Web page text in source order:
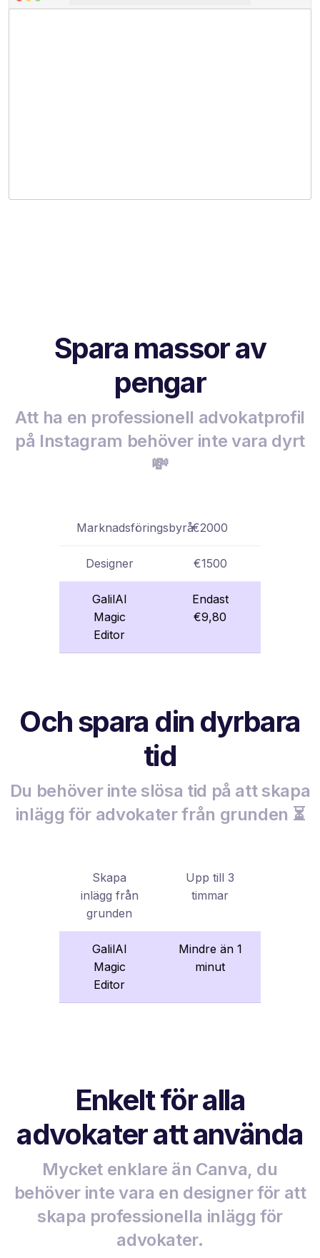
Spara massor av
pengar
Att ha en professionell advokatprofil
på Instagram behöver inte vara dyrt
💸
Marknadsföringsbyrå€2000
Designer €1500
GalilAI
Magic
Editor
Endast
€9,80
Och spara din dyrbara
tid
Du behöver inte slösa tid på att skapa
inlägg för advokater från grunden ⏳
Skapa
inlägg från
grunden
Upp till 3
timmar
GalilAI
Magic
Editor
Mindre än 1
minut
Enkelt för alla
advokater att använda
Mycket enklare än Canva, du
behöver inte vara en designer för att
skapa professionella inlägg för
advokater.